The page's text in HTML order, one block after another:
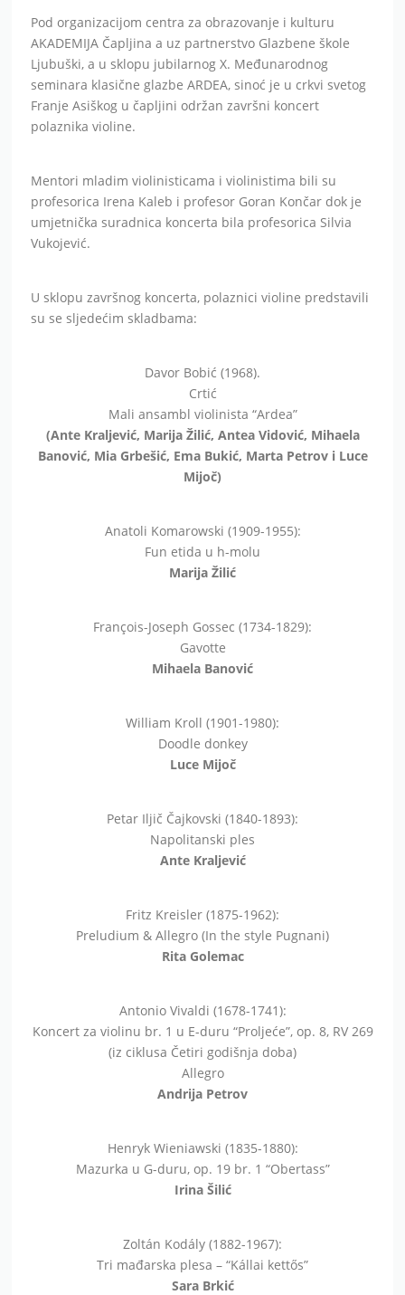
Pod organizacijom centra za obrazovanje i kulturu
AKADEMIJA Čapljina a uz partnerstvo Glazbene škole
Ljubuški, a u sklopu jubilarnog X. Međunarodnog
seminara klasične glazbe ARDEA, sinoć je u crkvi svetog
Franje Asiškog u čapljini održan završni koncert
polaznika violine.
Mentori mladim violinisticama i violinistima bili su
profesorica Irena Kaleb i profesor Goran Končar dok je
umjetnička suradnica koncerta bila profesorica Silvia
Vukojević.
U sklopu završnog koncerta, polaznici violine predstavili
su se sljedećim skladbama:
Davor Bobić (1968).
Crtić
Mali ansambl violinista “Ardea”
(Ante Kraljević, Marija Žilić, Antea Vidović, Mihaela
Banović, Mia Grbešić, Ema Bukić, Marta Petrov i Luce
Mijoč)
Anatoli Komarowski (1909-1955):
Fun etida u h-molu
Marija Žilić
François-Joseph Gossec (1734-1829):
Gavotte
Mihaela Banović
William Kroll (1901-1980):
Doodle donkey
Luce Mijoč
Petar Iljič Čajkovski (1840-1893):
Napolitanski ples
Ante Kraljević
Fritz Kreisler (1875-1962):
Preludium & Allegro (In the style Pugnani)
Rita Golemac
Antonio Vivaldi (1678-1741):
Koncert za violinu br. 1 u E-duru “Proljeće”, op. 8, RV 269
(iz ciklusa Četiri godišnja doba)
Allegro
Andrija Petrov
Henryk Wieniawski (1835-1880):
Mazurka u G-duru, op. 19 br. 1 “Obertass”
Irina Šilić
Zoltán Kodály (1882-1967):
Tri mađarska plesa – “Kállai kettős”
Sara Brkić